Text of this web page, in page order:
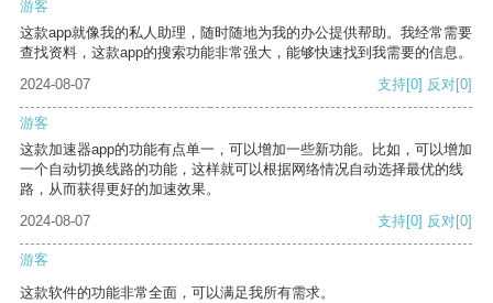
游客
这款app就像我的私人助理，随时随地为我的办公提供帮助。我经常需要
查找资料，这款app的搜索功能非常强大，能够快速找到我需要的信息。
2024-08-07
支持[0] 反对[0]
游客
这款加速器app的功能有点单一，可以增加一些新功能。比如，可以增加
一个自动切换线路的功能，这样就可以根据网络情况自动选择最优的线
路，从而获得更好的加速效果。
2024-08-07
支持[0] 反对[0]
游客
这款软件的功能非常全面，可以满足我所有需求。